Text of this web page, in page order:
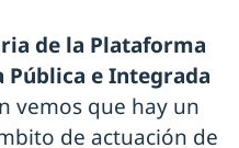
de la Plataforma
Pública e Integrada
vemos que hay un
de actuación de